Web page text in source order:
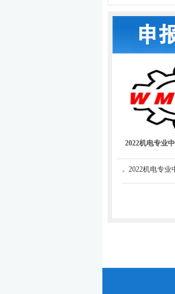
2022机电专业
2022机电专业